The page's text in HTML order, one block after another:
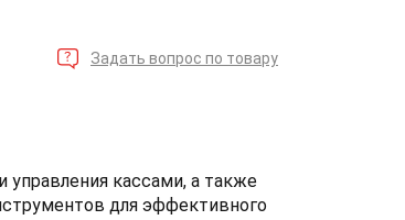
Задать вопрос по товару
кассами, а также
для эффективного